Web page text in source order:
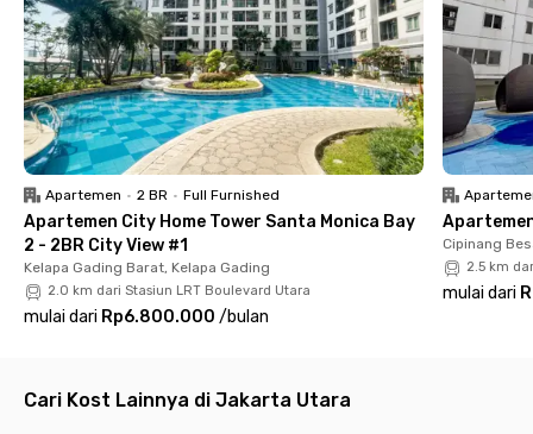
📍 14 menit ke Mall of Indonesia (MOI)
📍 13 menit ke RS Mitra Keluarga Kelapa Gading
📍 Dekat dengan spot kuliner & hangout populer (Kopi Johny,
Sop Konro Karebosi, Steak Nyamas, dll.)
Fasilitas Lengkap
✅ Kamar fully furnished
✅ Pilihan kamar mandi dalam atau luar
✅ AC & Wi-Fi
Apartemen • 2 BR • Full Furnished
Apartemen City Home Tower Santa Monica Bay
2 - 2BR City View #1
Kelapa Gading Barat, Kelapa Gading
2.0 km dari Stasiun LRT Boulevard Utara
mulai dari Rp6.800.000 /bulan
Cipinang
2.5 km
mulai dari
Cari Kost Lainnya di Jakarta Utara